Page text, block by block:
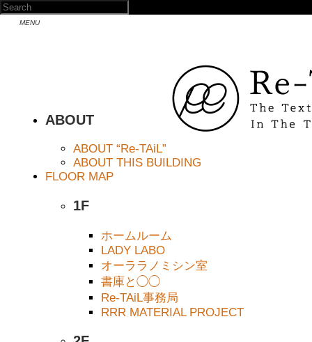
ABOUT
ABOUT “Re-TAiL”
ABOUT THIS BUILDING
FLOOR MAP
1F
ホームルーム
LADY LABO
オーララノミシン室
書庫と◯◯
Re-TAiL事務局
RRR MATERIAL PROJECT